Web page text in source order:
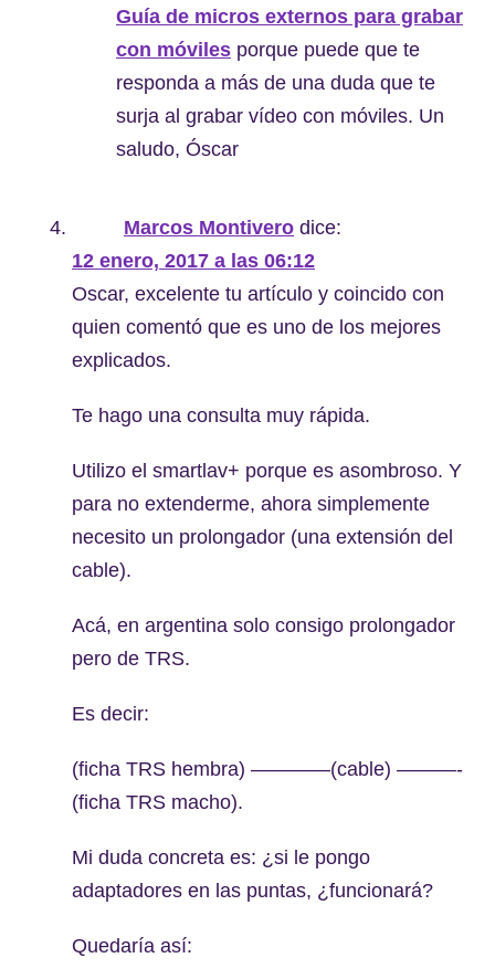
Guía de micros externos para grabar
con móviles porque puede que te
responda a más de una duda que te
surja al grabar vídeo con móviles. Un
saludo, Óscar
Marcos Montivero dice:
12 enero, 2017 a las 06:12
Oscar, excelente tu artículo y coincido con
quien comentó que es uno de los mejores
explicados.
Te hago una consulta muy rápida.
Utilizo el smartlav+ porque es asombroso. Y
para no extenderme, ahora simplemente
necesito un prolongador (una extensión del
cable).
Acá, en argentina solo consigo prolongador
pero de TRS.
Es decir:
(ficha TRS hembra) ————(cable) ———-
(ficha TRS macho).
Mi duda concreta es: ¿si le pongo
adaptadores en las puntas, ¿funcionará?
Quedaría así: